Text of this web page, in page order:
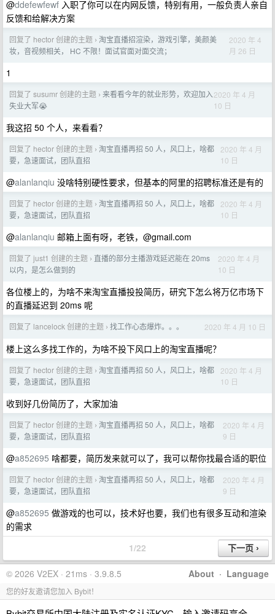
@ddefewfewf 入职了你可以在内网反馈，特别有用，一般负责人亲自
反馈和给解决方案
回复了 hector 创建的主题 › 淘宝直播招渲染，游戏引擎，美颜美
妆，音视频相关， HC 不限！面试官面对面交流；
2020 年 4
月 26 日
1
回复了 susumr 创建的主题 › 来看看今年的就业形势，欢迎加入
失业大军😭
2020 年 4 月
10 日
我这招 50 个人，来看看？
回复了 hector 创建的主题 › 淘宝直播再招 50 人，风口上，啥都
要，急速面试，团队直招
2020 年 4 月
10 日
@alanlanqiu 没啥特别硬性要求，但基本的阿里的招聘标准还是有的
回复了 hector 创建的主题 › 淘宝直播再招 50 人，风口上，啥都
要，急速面试，团队直招
2020 年 4 月
10 日
@alanlanqiu 邮箱上面有呀，老铁，@gmail.com
回复了 just1 创建的主题 › 直播的部分主播游戏延迟能在 20ms
以内，是怎么做到的
2020 年 4 月
10 日
各位楼上的，为啥不来淘宝直播投投简历，研究下怎么将万亿市场下
的直播延迟到 20ms 呢
回复了 lancelock 创建的主题 › 找工作心态爆炸。。。 2020 年 4 月 10 日
楼上这么多找工作的，为啥不投下风口上的淘宝直播呢？
回复了 hector 创建的主题 › 淘宝直播再招 50 人，风口上，啥都
要，急速面试，团队直招
2020 年 4 月
10 日
收到好几份简历了，大家加油
回复了 hector 创建的主题 › 淘宝直播再招 50 人，风口上，啥都
要，急速面试，团队直招
2020 年 4 月
9 日
@a852695 啥都要，简历发来就可以了，我可以帮你找最合适的职位
回复了 hector 创建的主题 › 淘宝直播再招 50 人，风口上，啥都
要，急速面试，团队直招
2020 年 4 月
9 日
@a852695 做游戏的也可以，技术好也要，我们也有很多互动和渲染
的需求
1/22
About · Language
© 2026 V2EX · 21ms · 3.9.8.5
您的好友邀请您加入 Bybit！